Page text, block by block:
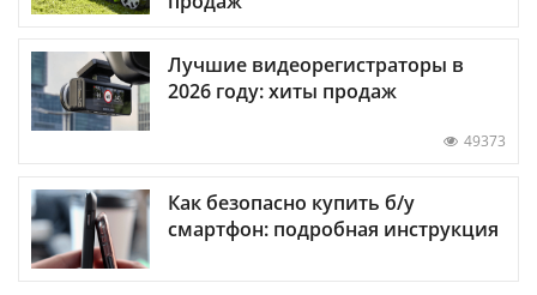
Лучшие видеорегистраторы в
2026 году: хиты продаж
49373
Как безопасно купить б/у
смартфон: подробная инструкция